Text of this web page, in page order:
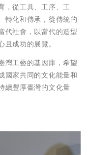
，從工具、工序、工
轉化和傳承，從傳統的
代社會，以當代的造型
成功的展覽。
灣工藝的基因庫，希望
國家共同的文化能量和
續豐厚臺灣的文化量